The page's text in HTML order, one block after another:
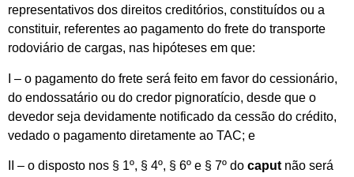
representativos dos direitos creditórios, constituídos ou a
constituir, referentes ao pagamento do frete do transporte
rodoviário de cargas, nas hipóteses em que:
I – o pagamento do frete será feito em favor do cessionário,
do endossatário ou do credor pignoratício, desde que o
devedor seja devidamente notificado da cessão do crédito,
vedado o pagamento diretamente ao TAC; e
II – o disposto nos § 1º, § 4º, § 6º e § 7º do caput não será